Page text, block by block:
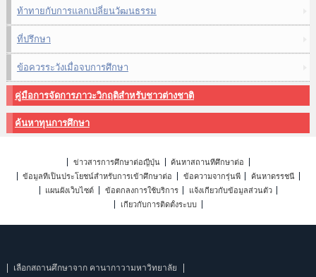
ท้าทายกับการแลกเปลี่ยนวัฒนธรรม
ที่ปรึกษา
ข้อควรระวังเมื่อจบการศึกษา
คู่มือการจัดการภาวะวิกฤติสำหรับชาวต่างชาติ
ค้นหาทุนการศึกษา
ข่าวสารการศึกษาต่อญี่ปุ่น
ค้นหาสถานที่ศึกษาต่อ
ข้อมูลที่เป็นประโยชน์สำหรับการเข้าศึกษาต่อ
ข้อความจากรุ่นพี่
ค้นหาดรรชนี
แผนผังเว็บไซต์
ข้อตกลงการใช้บริการ
แจ้งเกี่ยวกับข้อมูลส่วนตัว
เกี่ยวกับการติดตั้งระบบ
เลือกสถานศึกษาจาก คานากาวามหาวิทยาลัย